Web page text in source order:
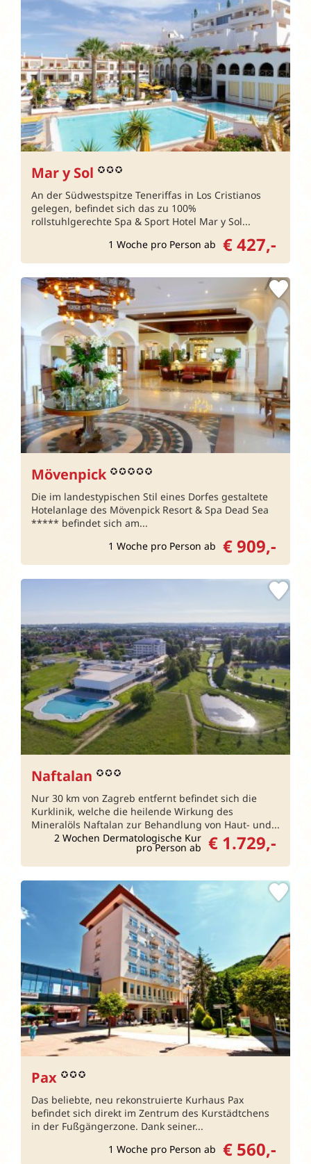
Mar y Sol
An der Südwestspitze Teneriffas in Los Cristianos
gelegen, befindet sich das zu 100%
rollstuhlgerechte Spa & Sport Hotel Mar y Sol...
1 Woche pro Person ab € 427,-
Mövenpick
Die im landestypischen Stil eines Dorfes gestaltete
Hotelanlage des Mövenpick Resort & Spa Dead Sea
***** befindet sich am...
1 Woche pro Person ab € 909,-
Naftalan
Nur 30 km von Zagreb entfernt befindet sich die
Kurklinik, welche die heilende Wirkung des
Mineralöls Naftalan zur Behandlung von Haut- und...
2 Wochen Dermatologische Kur
pro Person ab € 1.729,-
Pax
Das beliebte, neu rekonstruierte Kurhaus Pax
befindet sich direkt im Zentrum des Kurstädtchens
in der Fußgängerzone. Dank seiner...
1 Woche pro Person ab € 560,-